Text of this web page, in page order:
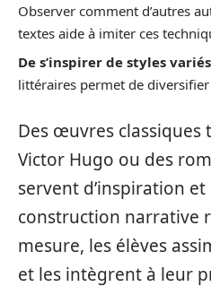
Observer comment d’autres
textes aide à imiter ces
De s’inspirer de styles variés
littéraires permet de
Des œuvres classiques
Victor Hugo ou des
servent d’inspiration et
construction narrative
mesure, les élèves
et les intègrent à leur